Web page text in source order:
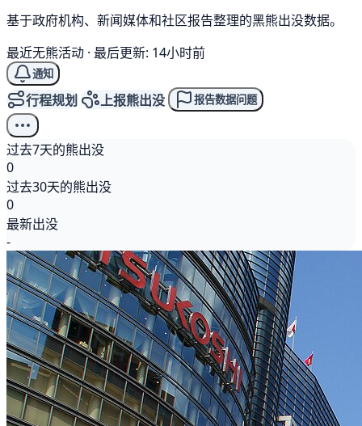
基于政府机构、新闻媒体和社区报告整理的黑熊出没数据。
最近无熊活动 · 最后更新: 14小时前
通知
行程规划 上报熊出没 报告数据问题
过去7天的熊出没
0
过去30天的熊出没
0
最新出没
-